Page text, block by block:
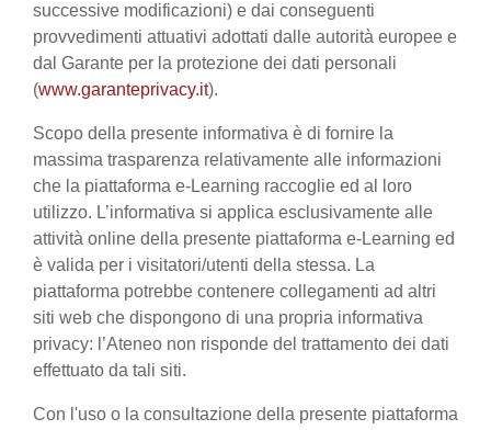
successive modificazioni) e dai conseguenti
provvedimenti attuativi adottati dalle autorità europee e
dal Garante per la protezione dei dati personali
(www.garanteprivacy.it).
Scopo della presente informativa è di fornire la
massima trasparenza relativamente alle informazioni
che la piattaforma e-Learning raccoglie ed al loro
utilizzo. L’informativa si applica esclusivamente alle
attività online della presente piattaforma e-Learning ed
è valida per i visitatori/utenti della stessa. La
piattaforma potrebbe contenere collegamenti ad altri
siti web che dispongono di una propria informativa
privacy: l’Ateneo non risponde del trattamento dei dati
effettuato da tali siti.
Con l'uso o la consultazione della presente piattaforma